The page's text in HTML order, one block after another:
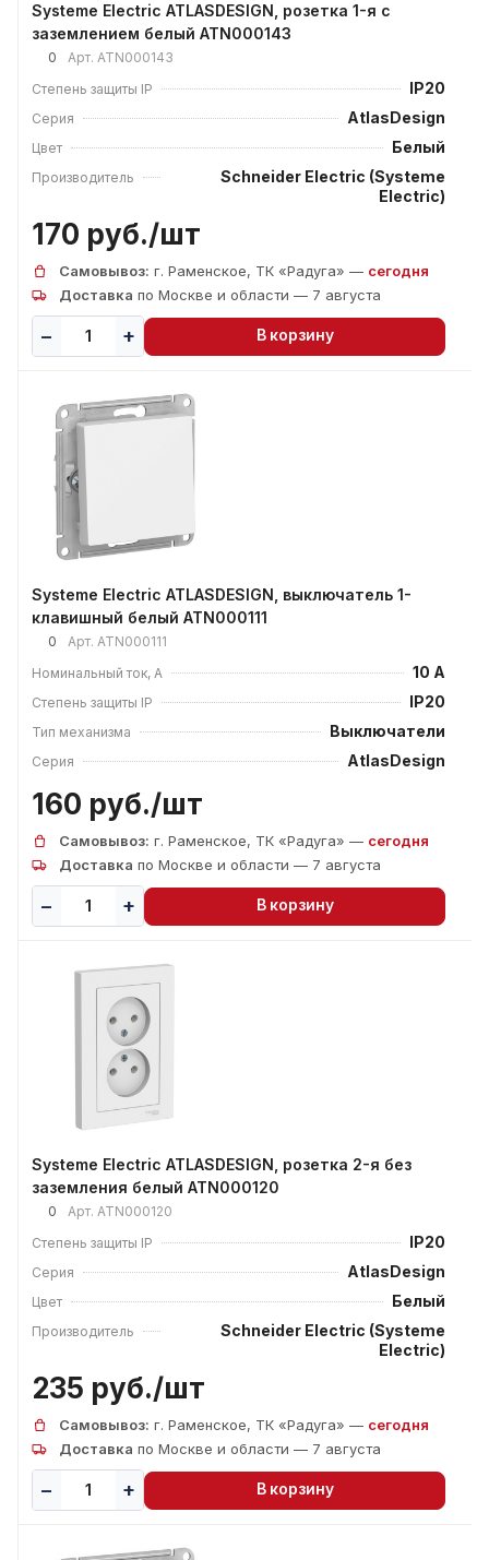
Systeme Electric ATLASDESIGN, розетка 1-я с
заземлением белый ATN000143
0 Арт. ATN000143
Степень защиты IP
IP20
Серия AtlasDesign
Цвет Белый
Производитель
Schneider Electric (Systeme
Electric)
170 руб./шт
Самовывоз: г. Раменское, ТК «Радуга» — сегодня
Доставка по Москве и области — 7 августа
В корзину
Systeme Electric ATLASDESIGN, выключатель 1-
клавишный белый ATN000111
0 Арт. ATN000111
Номинальный ток, А
10 А
Степень защиты IP IP20
Тип механизма Выключатели
Серия AtlasDesign
160 руб./шт
Самовывоз: г. Раменское, ТК «Радуга» — сегодня
Доставка по Москве и области — 7 августа
В корзину
Systeme Electric ATLASDESIGN, розетка 2-я без
заземления белый ATN000120
0 Арт. ATN000120
Степень защиты IP
IP20
Серия AtlasDesign
Цвет Белый
Производитель
Schneider Electric (Systeme
Electric)
235 руб./шт
Самовывоз: г. Раменское, ТК «Радуга» — сегодня
Доставка по Москве и области — 7 августа
В корзину